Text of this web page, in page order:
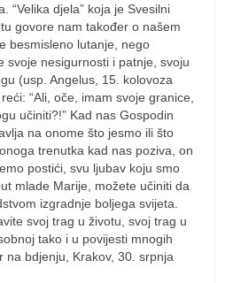
“Velika djela” koja je Svesilni
govore nam također o našem
besmisleno lutanje, nego
svoje nesigurnosti i patnje, svoju
(usp. Angelus, 15. kolovoza
“Ali, oče, imam svoje granice,
učiniti?!” Kad nas Gospodin
na onome što jesmo ili što
trenutka kad nas poziva, on
postići, svu ljubav koju smo
mlade Marije, možete učiniti da
izgradnje boljega svijeta.
svoj trag u životu, svoj trag u
tako i u povijesti mnogih
na bdjenju, Krakov, 30. srpnja